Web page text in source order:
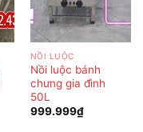
NỒI LUỘC
Nồi luộc bánh
chưng gia đình
50L
999.999₫